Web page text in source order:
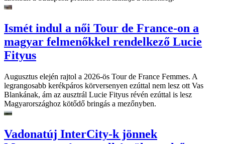
Ismét indul a női Tour de France-on a
magyar felmenőkkel rendelkező Lucie
Fityus
Augusztus elején rajtol a 2026-ös Tour de France Femmes. A
legrangosabb kerékpáros körversenyen ezúttal nem lesz ott Vas
Blankának, ám az ausztrál Lucie Fityus révén ezúttal is lesz
Magyarországhoz kötődő bringás a mezőnyben.
Vadonatúj InterCity-k jönnek